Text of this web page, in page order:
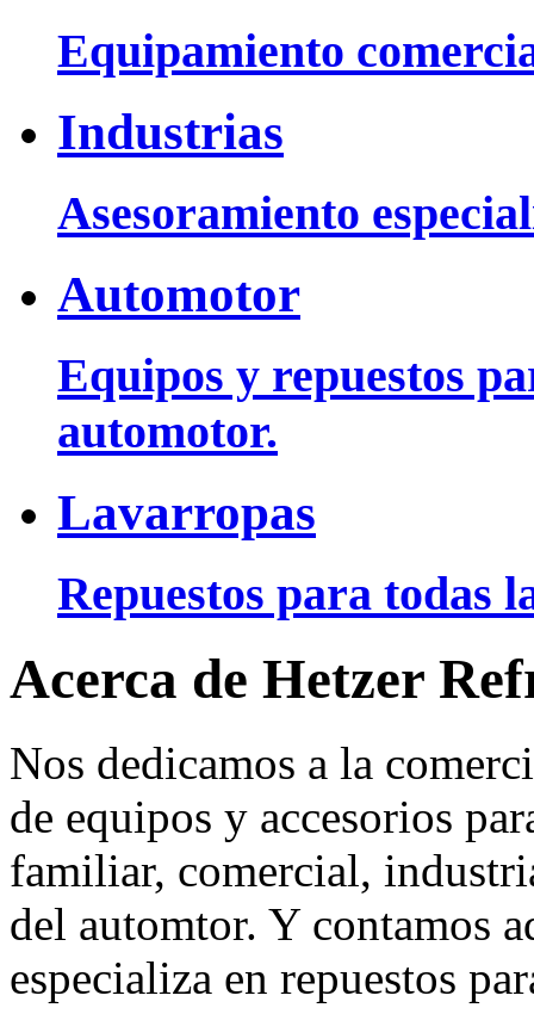
Equipamiento
Industrias
Asesoramiento
Automotor
Equipos y repuestos
automotor.
Lavarropas
Repuestos para todas
Acerca de Hetzer
Nos dedicamos a la
de equipos y accesorios
familiar, comercial,
del automtor. Y contamos
especializa en repuestos